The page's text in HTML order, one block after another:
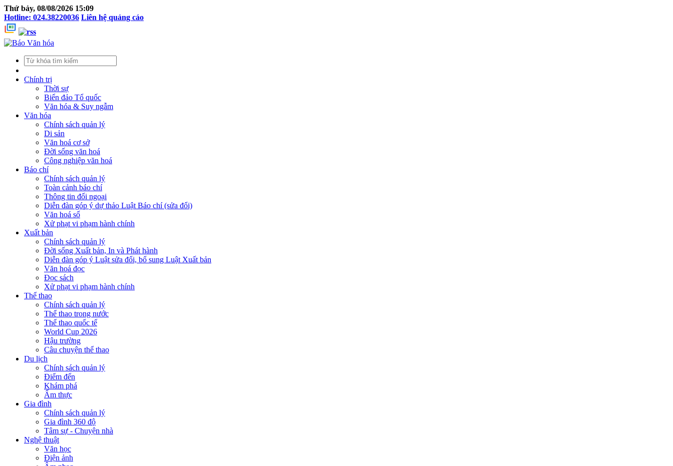
Thứ bảy, 08/08/2026 15:09
Hotline: 024.38220036 Liên hệ quảng cáo
Chính trị
Thời sự
Biển đảo Tổ quốc
Văn hóa & Suy ngẫm
Văn hóa
Chính sách quản lý
Di sản
Văn hoá cơ sở
Đời sống văn hoá
Công nghiệp văn hoá
Báo chí
Chính sách quản lý
Toàn cảnh báo chí
Thông tin đối ngoại
Diễn đàn góp ý dự thảo Luật Báo chí (sửa đổi)
Văn hoá số
Xử phạt vi phạm hành chính
Xuất bản
Chính sách quản lý
Đời sống Xuất bản, In và Phát hành
Diễn đàn góp ý Luật sửa đổi, bổ sung Luật Xuất bản
Văn hoá đọc
Đọc sách
Xử phạt vi phạm hành chính
Thể thao
Chính sách quản lý
Thể thao trong nước
Thể thao quốc tế
World Cup 2026
Hậu trường
Câu chuyện thể thao
Du lịch
Chính sách quản lý
Điểm đến
Khám phá
Ẩm thực
Gia đình
Chính sách quản lý
Gia đình 360 độ
Tâm sự - Chuyện nhà
Nghệ thuật
Văn học
Điện ảnh